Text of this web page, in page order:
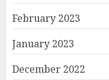
February 2023
January 2023
December 2022